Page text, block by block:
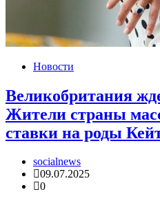
Новости
Великобритания
Жители страны
ставки на роды
socialnews
09.07.2025
0